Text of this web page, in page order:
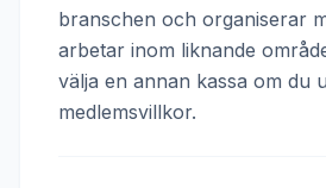
branschen och organiserar
arbetar inom liknande
välja en annan kassa om du
medlemsvillkor.